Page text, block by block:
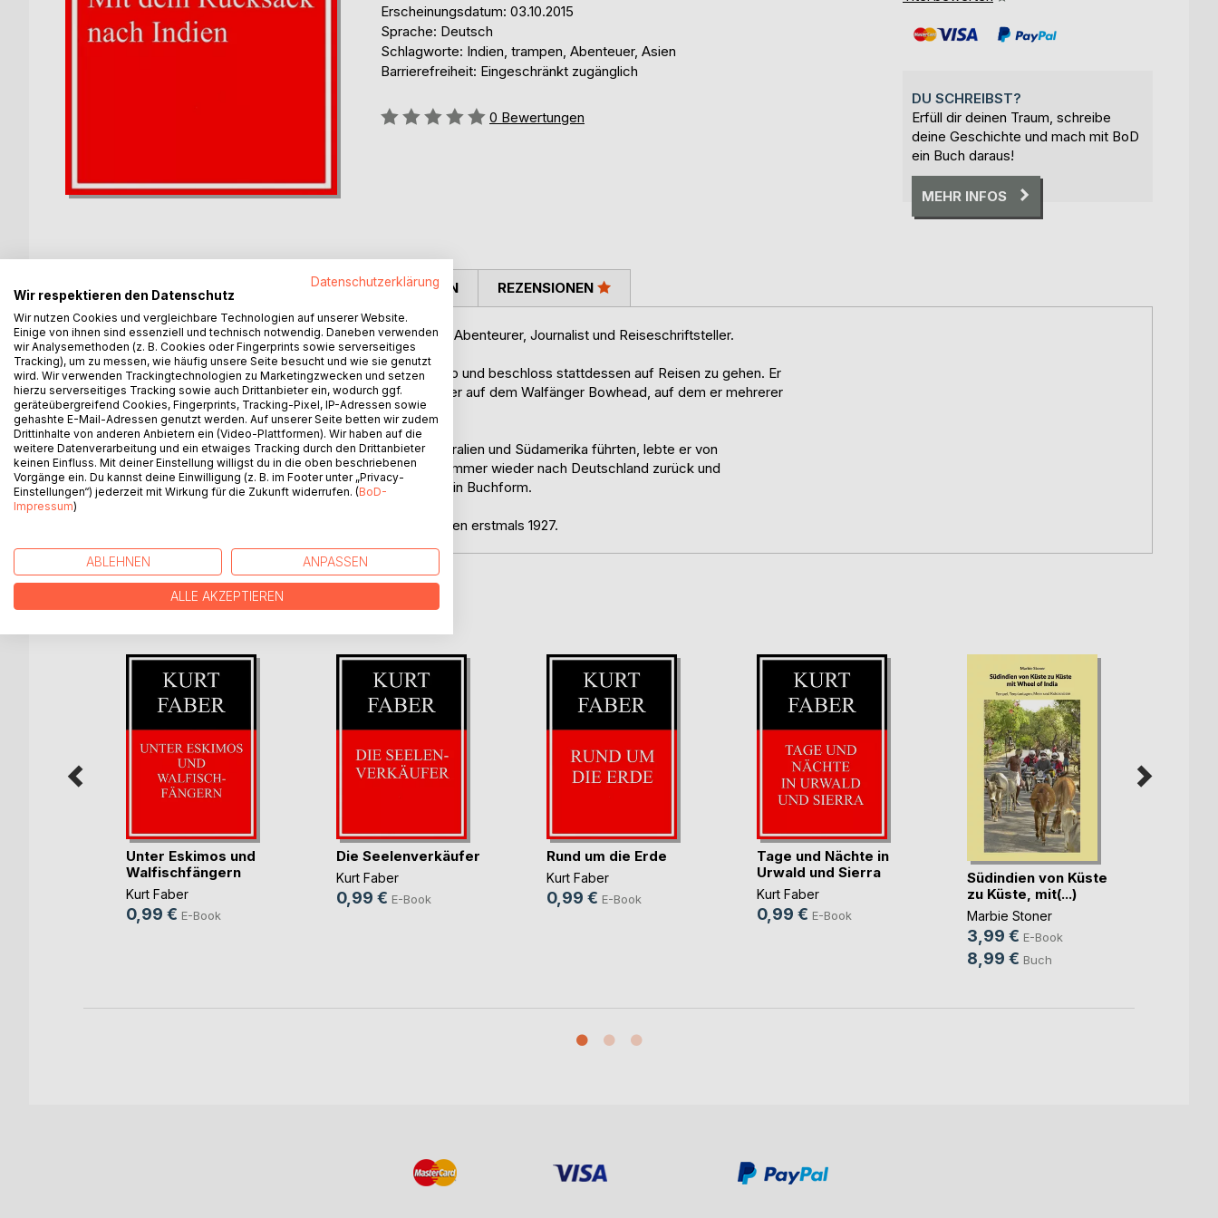
Erscheinungsdatum: 03.10.2015
Sprache: Deutsch
Schlagworte: Indien, trampen, Abenteuer, Asien
Barrierefreiheit: Eingeschränkt zugänglich
Bewertung::
0 Bewertungen
DU SCHREIBST?
Erfüll dir deinen Traum, schreibe
deine Geschichte und mach mit BoD
ein Buch daraus!
MEHR INFOS
BESCHREIBUNG
Der deutsche Kurt Faber (6.12.1883 – Winter 1929) war ein Abenteurer, Journalist und Reiseschriftsteller.
Faber brach noch vor dem Abitur seine Schulausbildung ab und beschloss stattdessen auf Reisen zu gehen. Er
begab sich 1901 nach New York und heuerte ein Jahr später auf dem Walfänger Bowhead, auf dem er mehrerer
Jahre arbeitete, an.
Auf seinen vielen Reisen, die ihn unter anderem nach Australien und Südamerika führten, lebte er von
Gelegenheitsarbeiten. Zwischen seinen Reisen kehrte er immer wieder nach Deutschland zurück und
veröffentlichte Berichte seiner Reisen in Zeitungen sowie in Buchform.
Sein Reisebericht "Mit dem Rucksack nach Indien" erschien erstmals 1927.
PRESSESTIMMEN REZENSIONEN
WEITERE TITEL BEIBoD
Unter Eskimos und
Walfischfängern
Kurt Faber
0,99 € E-Book
Die Seelenverkäufer
Kurt Faber
0,99 € E-Book
Rund um die Erde
Kurt Faber
0,99 € E-Book
Tage und Nächte in
Urwald und Sierra
Kurt Faber
0,99 € E-Book
Südindien von Küste
zu Küste, mit(...)
Marbie Stoner
3,99 € E-Book
8,99 € Buch
Datenschutzerklärung
Wir respektieren den Datenschutz
Wir nutzen Cookies und vergleichbare Technologien auf unserer Website.
Einige von ihnen sind essenziell und technisch notwendig. Daneben verwenden
wir Analysemethoden (z. B. Cookies oder Fingerprints sowie serverseitiges
Tracking), um zu messen, wie häufig unsere Seite besucht und wie sie genutzt
wird. Wir verwenden Trackingtechnologien zu Marketingzwecken und setzen
hierzu serverseitiges Tracking sowie auch Drittanbieter ein, wodurch ggf.
geräteübergreifend Cookies, Fingerprints, Tracking-Pixel, IP-Adressen sowie
gehashte E-Mail-Adressen genutzt werden. Auf unserer Seite betten wir zudem
Drittinhalte von anderen Anbietern ein (Video-Plattformen). Wir haben auf die
weitere Datenverarbeitung und ein etwaiges Tracking durch den Drittanbieter
keinen Einfluss. Mit deiner Einstellung willigst du in die oben beschriebenen
Vorgänge ein. Du kannst deine Einwilligung (z. B. im Footer unter „Privacy-
Einstellungen“) jederzeit mit Wirkung für die Zukunft widerrufen. (BoD-
Impressum)
ABLEHNEN ANPASSEN
ALLE AKZEPTIEREN